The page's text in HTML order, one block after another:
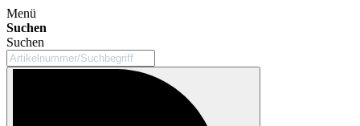
Menü
Suchen
Suchen